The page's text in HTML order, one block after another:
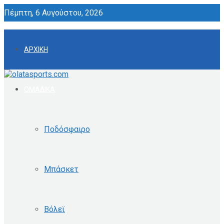
Πέμπτη, 6 Αυγούστου, 2026
ΑΡΧΙΚΗ
Ποδόσφαιρο
Μπάσκετ
Βόλεϊ